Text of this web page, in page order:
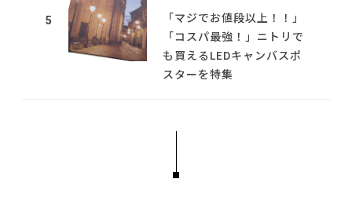
5
「マジでお値段以上！！」
「コスパ最強！」ニトリで
も買えるLEDキャンバスポ
スターを特集